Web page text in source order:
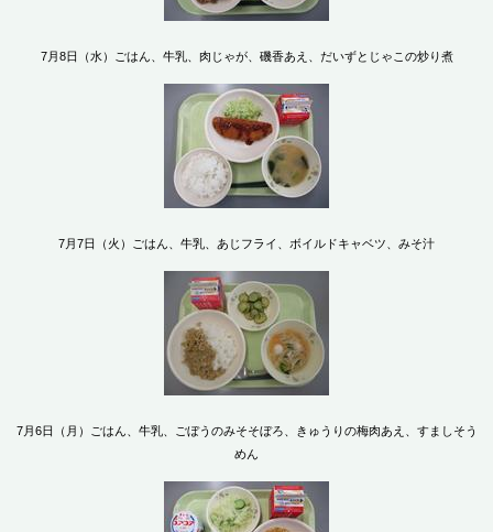
7月8日（水）ごはん、牛乳、肉じゃが、磯香あえ、だいずとじゃこの炒り煮
7月7日（火）ごはん、牛乳、あじフライ、ボイルドキャベツ、みそ汁
7月6日（月）ごはん、牛乳、ごぼうのみそそぼろ、きゅうりの梅肉あえ、すましそう
めん